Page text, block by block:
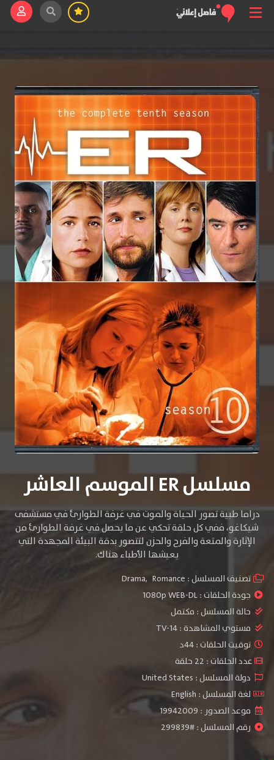
مسلسل ER الموسم العاشر
دراما طبية تصور الحياة والموت في غرفة الطوارئ في مستشفى
شيكاغو، ففي كل حلقة تحكي عن ما يحصل في غرفة الطوارئ من
الإثارة والمتعة والفرح والحزن لتتصور بدقة البيئة المجهدة التي
يعيشها الأطباء هناك.
تصنيف المسلسل : Drama, Romance
جودة الحلقات :1080p WEB-DL
حالة المسلسل : مكتمل
مستوي المشاهدة :TV-14
توقيت الحلقات : 44د
عدد الحلقات : 22 حلقة
دولة المسلسل : United States
لغة المسلسل : English
موعد الصدور : 19942009
رقم المسلسل : #299839